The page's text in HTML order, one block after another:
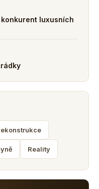
luxusních
Reality